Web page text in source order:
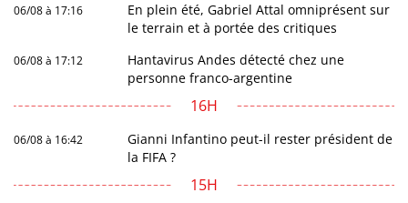
06/08 à 17:16
En plein été, Gabriel Attal omniprésent sur
le terrain et à portée des critiques
06/08 à 17:12
Hantavirus Andes détecté chez une
personne franco-argentine
16H
06/08 à 16:42
Gianni Infantino peut-il rester président de
la FIFA ?
15H